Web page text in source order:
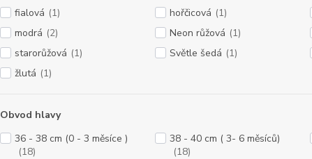
fialová (1) hořčicová (1)
modrá (2) Neon růžová (1)
starorůžová (1) Světle šedá (1)
žlutá (1)
Obvod hlavy
36 - 38 cm (0 - 3 měsíce )
(18)
38 - 40 cm ( 3- 6 měsíců)
(18)